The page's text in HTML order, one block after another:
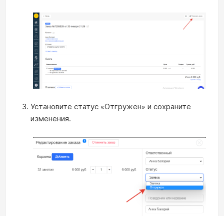
Установите статус «Отгружен» и сохраните
изменения.